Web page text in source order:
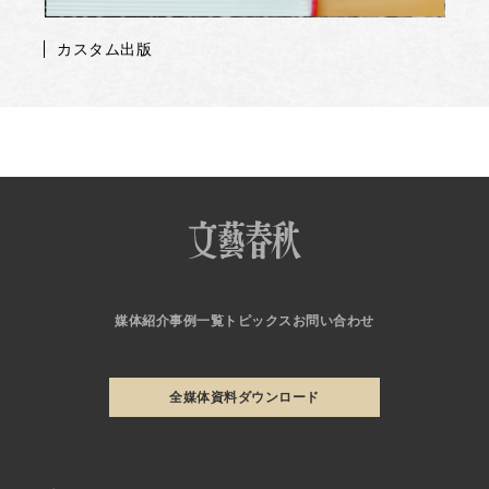
カスタム出版
媒体紹介事例一覧 トピックス お問い合わせ
全媒体資料ダウンロード